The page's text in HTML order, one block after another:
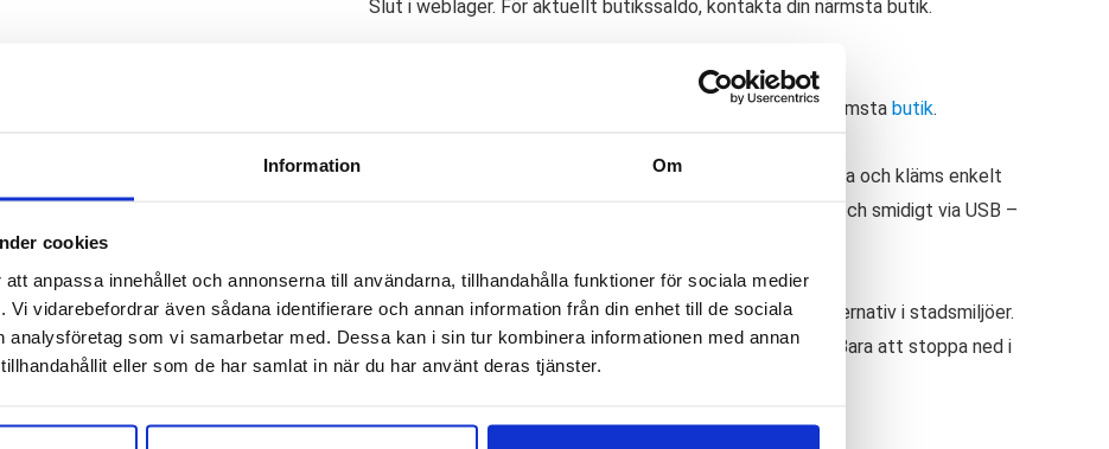
Information Om
cookies
anpassa innehållet och annonserna till användarna, tillhandahålla funktioner för sociala medier
Vi vidarebefordrar även sådana identifierare och annan information från din enhet till de sociala
analysföretag som vi samarbetar med. Dessa kan i sin tur kombinera informationen med annan
eller som de har samlat in när du har använt deras tjänster.
Slut i weblager. För aktuellt butikssaldo, kontakta din närmsta butik.
Saldo weblager. För aktuellt butikssaldo, kontakta din närmsta butik.
är en supersmidig cykellampa för dig som behöver synas i trafiken. Fungerar precis som en klädnypa och kläms enkelt
rullator, spark, kickbike eller liknande. Battericell ingår i paketet och lamporna laddas enkelt och smidigt via USB –
självklart. Svart lampa fram som lyser vitt och röd lampa bak som lyser rött.
en särskilt ljusstark lampa för att du ska se utan är byggd för att du ska synas. Därav ett perfekt alternativ i stadsmiljöer.
vi ser med City Clip är smidigheten och att du enkelt klämmer på och av den i en handvändning. Bara att stoppa ned i